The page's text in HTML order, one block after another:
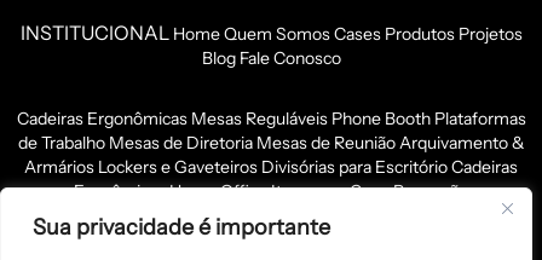
Sua privacidade é importante
INSTITUCIONAL HomeQuem SomosCases Produtos Projetos
Blog Fale Conosco
Cadeiras Ergonômicas Mesas Reguláveis Phone Booth Plataformas
de Trabalho Mesas de Diretoria Mesas de ReuniãoArquivamento &
Armários Lockers e Gaveteiros Divisórias para EscritórioCadeiras
EconômicasHome OfficeItens para CopaRecepção
LINEA OFFICE COMÉRCIO DE MÓVEIS PARA ESCRITÓRIO LTDA